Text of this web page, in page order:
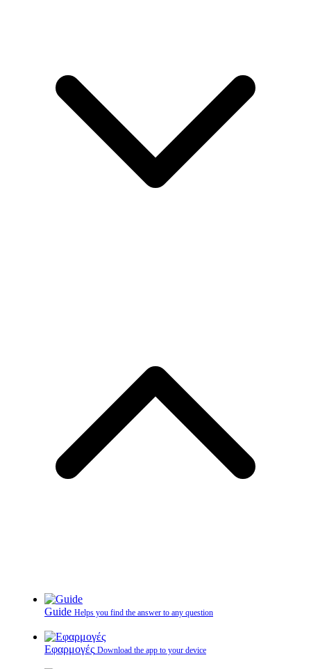
Guide Helps you find the answer to any question
Εφαρμογές Download the app to your device